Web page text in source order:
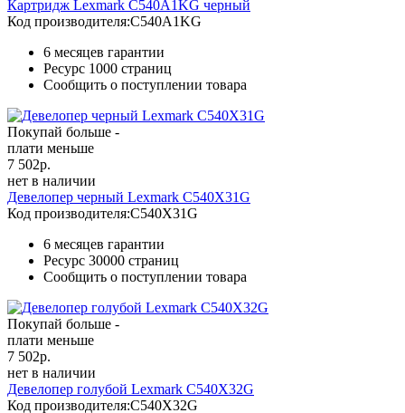
Картридж Lexmark C540A1KG черный
Код производителя:C540A1KG
6 месяцев гарантии
Ресурс 1000 страниц
Сообщить о поступлении товара
Покупай больше -
плати меньше
7 502р.
нет в наличии
Девелопер черный Lexmark C540X31G
Код производителя:C540X31G
6 месяцев гарантии
Ресурс 30000 страниц
Сообщить о поступлении товара
Покупай больше -
плати меньше
7 502р.
нет в наличии
Девелопер голубой Lexmark C540X32G
Код производителя:C540X32G